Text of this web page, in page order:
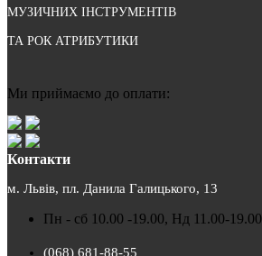
МУЗИЧНИХ ІНСТРУМЕНТІВ
ТА РОК АТРИБУТИКИ
Ми приймаємо до оплати:
Контакти
м. Львів, пл. Данила Галицького, 13
Пн - сб 10.00 -19.00, Нд 11.00-19.00
(068) 681-88-55